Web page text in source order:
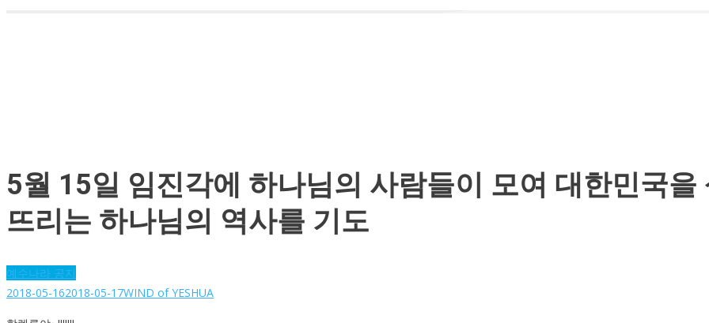
5월 15일 임진각에 하나님의 사람들이 모여 대한민국을
뜨리는 하나님의 역사를 기도
예수나라 공지
2018-05-162018-05-17WIND of YESHUA